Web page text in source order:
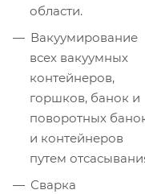
области.
Вакуумирование
всех вакуумных
контейнеров,
горшков, банок и
поворотных
и контейнеров
путем
Сварка